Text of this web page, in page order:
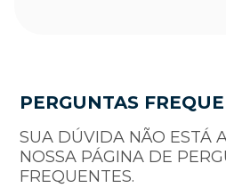
PERGUNTAS
SUA DÚVIDA NÃO ESTÁ
NOSSA PÁGINA DE
FREQUENTES.